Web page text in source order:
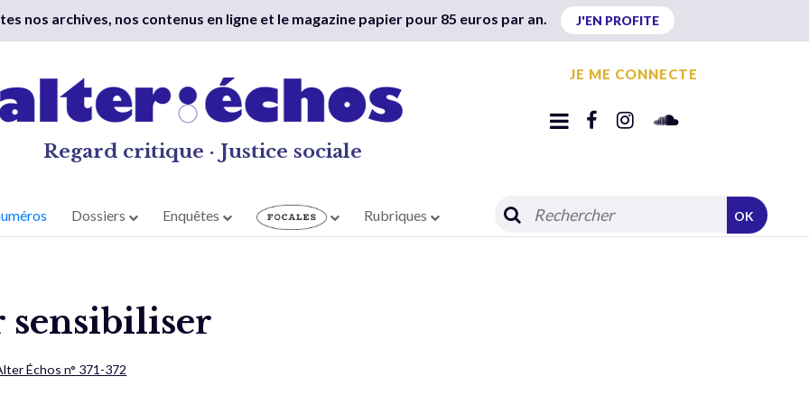
nos archives, nos contenus en ligne et le magazine papier pour 85 euros par an. J'EN PROFITE
Regard critique · Justice sociale
JE ME CONNECTE
Dossiers Enquêtes Rubriques OK
sensibiliser
Échos n° 371-372